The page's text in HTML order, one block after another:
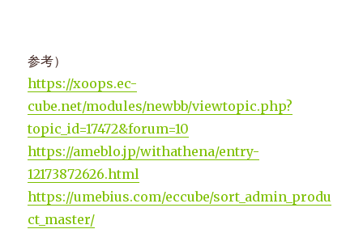
参考）
https://xoops.ec-
cube.net/modules/newbb/viewtopic.php?
topic_id=17472&forum=10
https://ameblo.jp/withathena/entry-
12173872626.html
https://umebius.com/eccube/sort_admin_produ
ct_master/